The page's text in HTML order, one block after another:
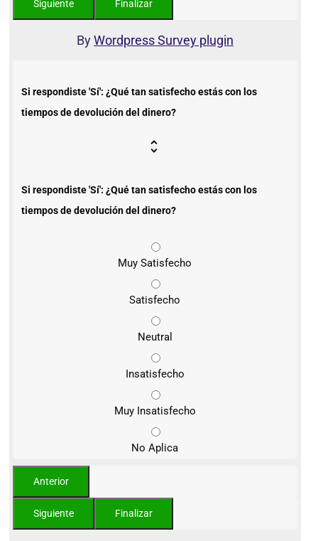
ByWordpress Survey plugin
Si respondiste 'Sí': ¿Qué tan satisfecho estás con los
tiempos de devolución del dinero?
Si respondiste 'Sí': ¿Qué tan satisfecho estás con los
tiempos de devolución del dinero?
Muy Satisfecho
Satisfecho
Neutral
Insatisfecho
Muy Insatisfecho
No Aplica